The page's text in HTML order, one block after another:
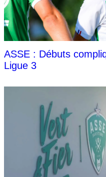
ASSE : Débuts
Ligue 3